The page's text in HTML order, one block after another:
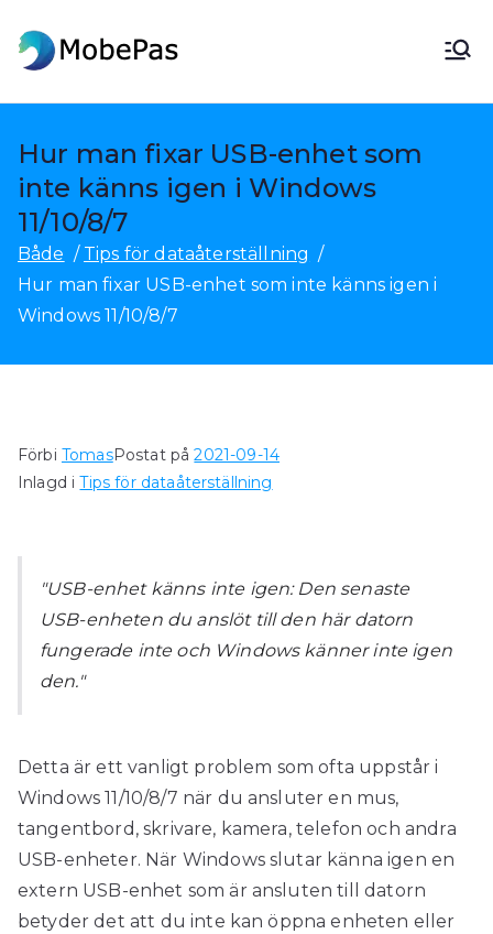
till
innehållet
MobePas platsändring, Android-
Hur man fixar USB-enhet som
inte känns igen i Windows
11/10/8/7
Både
Tips för dataåterställning
Hur man fixar USB-enhet som inte känns igen i
Windows 11/10/8/7
Förbi TomasPostat på2021-09-14
Inlagd iTips för dataåterställning
"USB-enhet känns inte igen: Den senaste
USB-enheten du anslöt till den här datorn
fungerade inte och Windows känner inte igen
den."
Detta är ett vanligt problem som ofta uppstår i
Windows 11/10/8/7 när du ansluter en mus,
tangentbord, skrivare, kamera, telefon och andra
USB-enheter. När Windows slutar känna igen en
extern USB-enhet som är ansluten till datorn
betyder det att du inte kan öppna enheten eller